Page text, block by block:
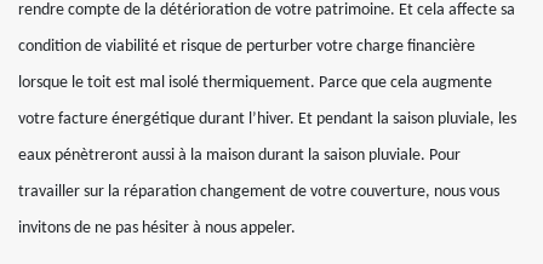
rendre compte de la détérioration de votre patrimoine. Et cela affecte sa
condition de viabilité et risque de perturber votre charge financière
lorsque le toit est mal isolé thermiquement. Parce que cela augmente
votre facture énergétique durant l’hiver. Et pendant la saison pluviale, les
eaux pénètreront aussi à la maison durant la saison pluviale. Pour
travailler sur la réparation changement de votre couverture, nous vous
invitons de ne pas hésiter à nous appeler.